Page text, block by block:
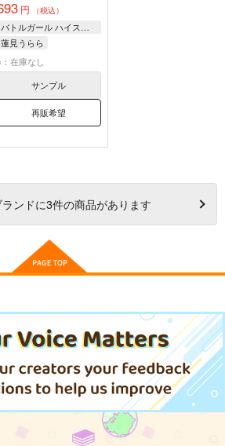
円 （税込）
バトルガール ハイスクール
蓮見うらら
朝比奈心美
：在庫なし
サンプル
再販希望
ンドに3件の商品があります